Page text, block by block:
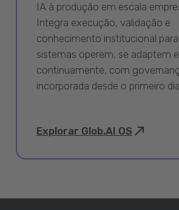
IA à produção em escala
Integra execução, validação e
conhecimento institucional
sistemas operem, se adaptem
continuamente, com
incorporada desde o primeiro dia.
Explorar Glob.AI OS